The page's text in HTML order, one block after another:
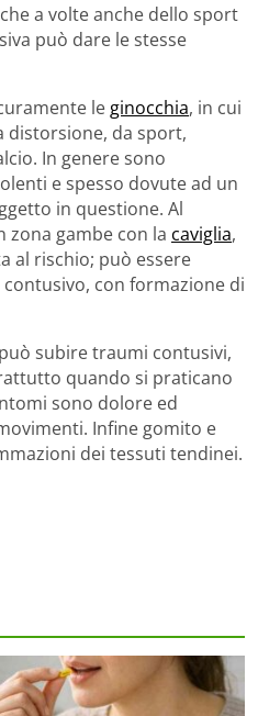
a volte anche dello sport
può dare le stesse
le ginocchia, in cui
distorsione, da sport,
In genere sono
e spesso dovute ad un
in questione. Al
zona gambe con la caviglia,
al rischio; può essere
con formazione di
subire traumi contusivi,
quando si praticano
sono dolore ed
Infine gomito e
dei tessuti tendinei.